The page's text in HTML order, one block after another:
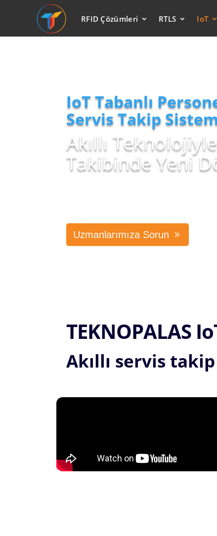
RFID Çözümleri RTLS IoT
IoT Tabanlı
Servis Takip
Akıllı
Takibinde Yeni
Uzmanlarımıza Sorun
TEKNOPALAS
Akıllı servis